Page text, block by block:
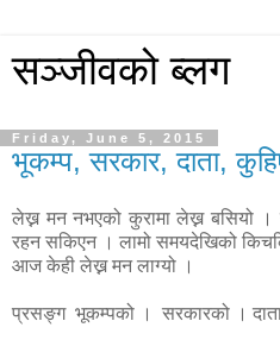
सञ्जीवको ब्लग
Friday, June 5, 2015
भूकम्प, सरकार, दाता,
लेख्न मन नभएको कुरामा लेख्न बसियो
रहन सकिएन । लामो समयदेखिको
आज केही लेख्न मन लाग्यो ।
प्रसङ्ग भूकम्पको । सरकारको ।